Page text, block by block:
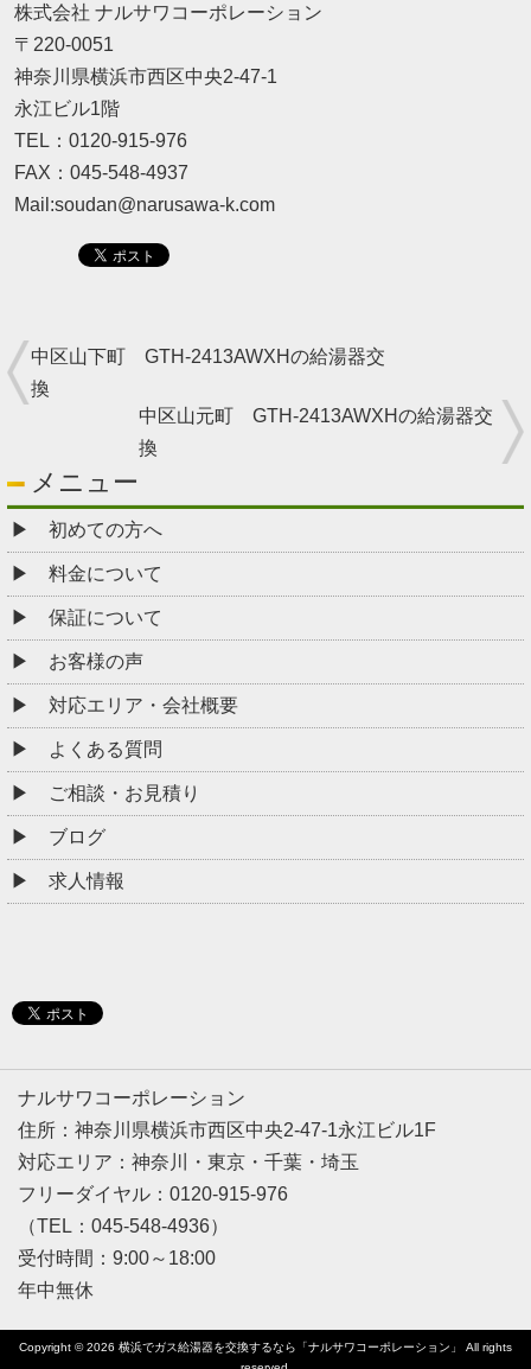
株式会社 ナルサワコーポレーション
〒220-0051
神奈川県横浜市西区中央2-47-1
永江ビル1階
TEL：0120-915-976
FAX：045-548-4937
Mail:soudan@narusawa-k.com
中区山下町 GTH-2413AWXHの給湯器交
換
中区山元町 GTH-2413AWXHの給湯器交
換
メニュー
初めての方へ
料金について
保証について
お客様の声
対応エリア・会社概要
よくある質問
ご相談・お見積り
ブログ
求人情報
ナルサワコーポレーション
住所：神奈川県横浜市西区中央2-47-1永江ビル1F
対応エリア：神奈川・東京・千葉・埼玉
フリーダイヤル：0120-915-976
（TEL：045-548-4936）
受付時間：9:00～18:00
年中無休
Copyright © 2026 横浜でガス給湯器を交換するなら「ナルサワコーポレーション」
All rights